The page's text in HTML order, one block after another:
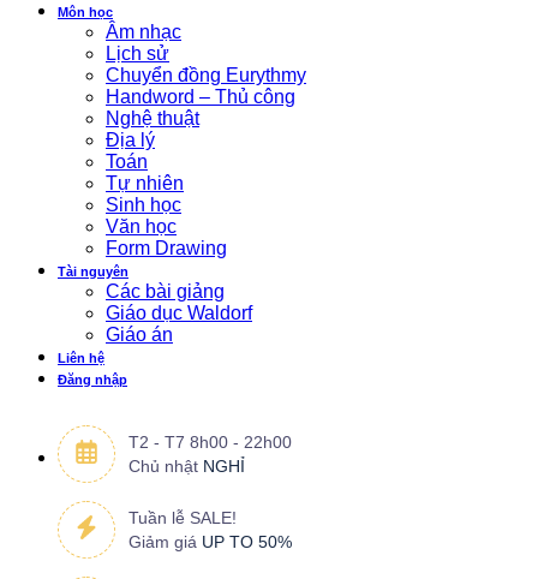
Môn học
Âm nhạc
Lịch sử
Chuyển đồng Eurythmy
Handword – Thủ công
Nghệ thuật
Địa lý
Toán
Tự nhiên
Sinh học
Văn học
Form Drawing
Tài nguyên
Các bài giảng
Giáo dục Waldorf
Giáo án
Liên hệ
Đăng nhập
T2 - T7 8h00 - 22h00
Chủ nhật NGHỈ
Tuần lễ SALE!
Giảm giá UP TO 50%